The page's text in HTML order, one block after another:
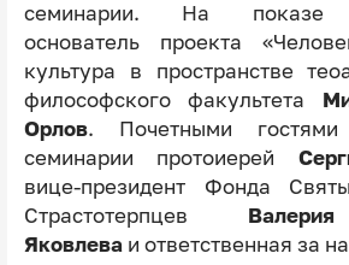
семинарии. На показе
основатель проекта
культура в пространстве
философского факультета
Орлов. Почетными
семинарии протоиерей
вице-президент Фонда
Страстотерпцев
Яковлеваи ответственная за